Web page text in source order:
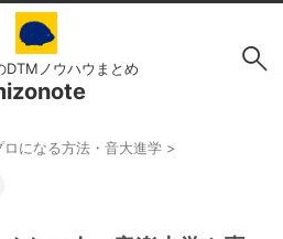
DTMノウハウまとめ
ロになる方法・音大進学 >